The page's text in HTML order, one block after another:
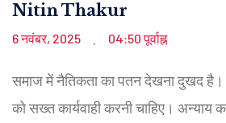
Nitin Thakur
6 नवंबर, 2025 . 04:50 पूर्वाह्न
समाज में नैतिकता का पतन देखना दुखद है।
को सख्त कार्यवाही करनी चाहिए। अन्याय